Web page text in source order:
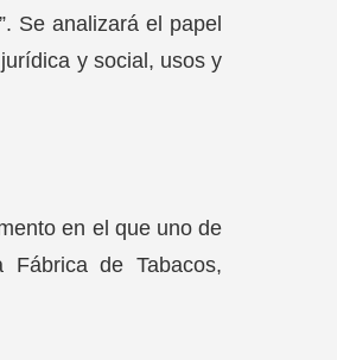
Se analizará el papel
y social, usos y
en el que uno de
Fábrica de Tabacos,